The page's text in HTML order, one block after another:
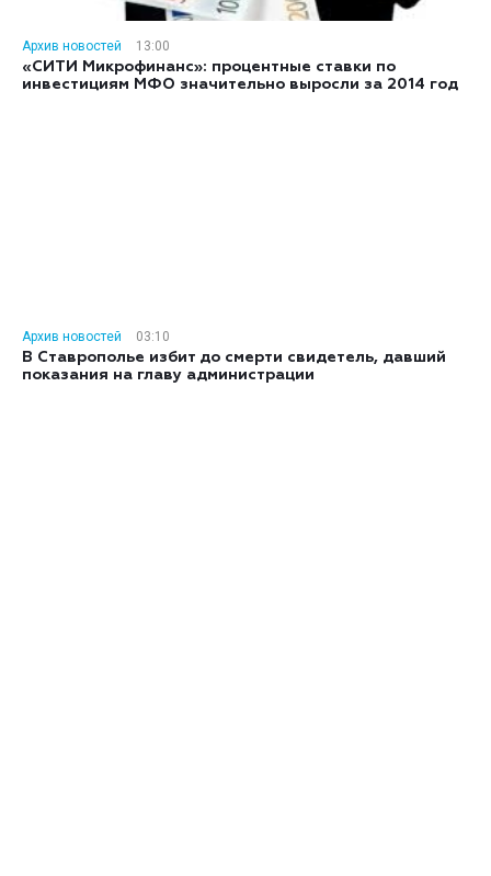
Архив новостей
13:00
«СИТИ Микрофинанс»: процентные ставки по
инвестициям МФО значительно выросли за 2014 год
Архив новостей
03:10
В Ставрополье избит до смерти свидетель, давший
показания на главу администрации